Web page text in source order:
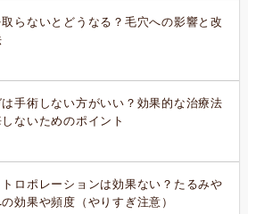
らないとどうなる？毛穴への影響と改
は手術しない方がいい？効果的な治療法
しないためのポイント
トロポレーションは効果ない？たるみや
効果や頻度（やりすぎ注意）